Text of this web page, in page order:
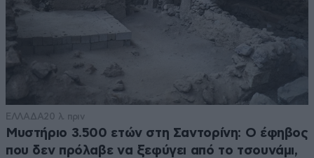
ΕΛΛΑΔΑ20 λ. πριν
Μυστήριο 3.500 ετών στη Σαντορίνη: Ο έφηβος
που δεν πρόλαβε να ξεφύγει από το τσουνάμι,